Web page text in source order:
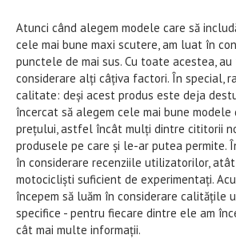
Atunci când alegem modele care să
cele mai bune maxi scutere, am luat în
punctele de mai sus. Cu toate acestea,
considerare alți câțiva factori. În special,
calitate: deși acest produs este deja
încercat să alegem cele mai bune modele
prețului, astfel încât mulți dintre cititorii
produsele pe care și le-ar putea permite.
în considerare recenziile utilizatorilor,
motocicliști suficient de experimentați.
începem să luăm în considerare calitățile
specifice - pentru fiecare dintre ele am
cât mai multe informații.